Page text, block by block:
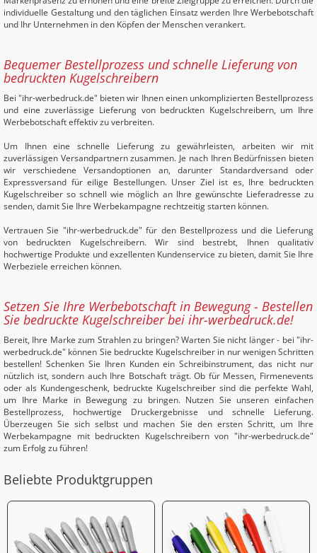
individuelle Gestaltung und den täglichen Einsatz werden Ihre Werbebotschaft
und Ihr Unternehmen in den Köpfen der Menschen verankert.
Bequemer Bestellprozess und schnelle Lieferung von
bedruckten Kugelschreibern
Bei "ihr-werbedruck.de" bieten wir Ihnen einen unkomplizierten Bestellprozess
und eine zuverlässige Lieferung von bedruckten Kugelschreibern, um Ihre
Werbebotschaft effektiv zu verbreiten.
Um Ihnen eine schnelle Lieferung zu gewährleisten, arbeiten wir mit
zuverlässigen Versandpartnern zusammen. Je nach Ihren Bedürfnissen bieten
wir verschiedene Versandoptionen an, darunter Standardversand oder
Expressversand für eilige Bestellungen. Unser Ziel ist es, Ihre bedruckten
Kugelschreiber so schnell wie möglich an Ihre gewünschte Lieferadresse zu
senden, damit Sie Ihre Werbekampagne rechtzeitig starten können.
Vertrauen Sie "ihr-werbedruck.de" für den Bestellprozess und die Lieferung
von bedruckten Kugelschreibern. Wir sind bestrebt, Ihnen qualitativ
hochwertige Produkte und exzellenten Kundenservice zu bieten, damit Sie Ihre
Werbeziele erreichen können.
Setzen Sie Ihre Werbebotschaft in Bewegung - Bestellen
Sie bedruckte Kugelschreiber bei ihr-werbedruck.de!
Bereit, Ihre Marke zum Strahlen zu bringen? Warten Sie nicht länger - bei "ihr-
werbedruck.de" können Sie bedruckte Kugelschreiber in nur wenigen Schritten
bestellen! Schenken Sie Ihren Kunden ein Schreibinstrument, das nicht nur
nützlich ist, sondern auch Ihre Botschaft trägt. Ob für Messen, Firmenevents
oder als Kundengeschenk, bedruckte Kugelschreiber sind die perfekte Wahl,
um Ihre Marke in Bewegung zu bringen. Nutzen Sie unseren einfachen
Bestellprozess, hochwertige Druckergebnisse und schnelle Lieferung.
Überzeugen Sie sich selbst und machen Sie den ersten Schritt, um Ihre
Werbekampagne mit bedruckten Kugelschreibern von "ihr-werbedruck.de"
zum Erfolg zu führen!
Beliebte Produktgruppen